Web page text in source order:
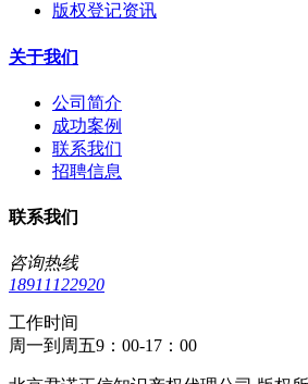
版权登记资讯
关于我们
公司简介
成功案例
联系我们
招聘信息
联系我们
咨询热线
18911122920
工作时间
周一到周五9：00-17：00